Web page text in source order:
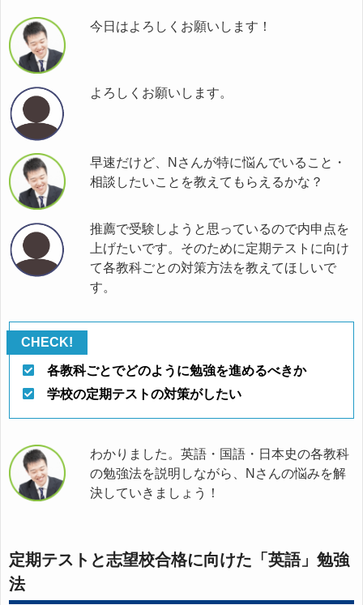
今日はよろしくお願いします！
よろしくお願いします。
早速だけど、Nさんが特に悩んでいること・
相談したいことを教えてもらえるかな？
推薦で受験しようと思っているので内申点を
上げたいです。そのために定期テストに向け
て各教科ごとの対策方法を教えてほしいで
す。
各教科ごとでどのように勉強を進めるべきか
学校の定期テストの対策がしたい
わかりました。英語・国語・日本史の各教科
の勉強法を説明しながら、Nさんの悩みを解
決していきましょう！
定期テストと志望校合格に向けた「英語」勉強
法